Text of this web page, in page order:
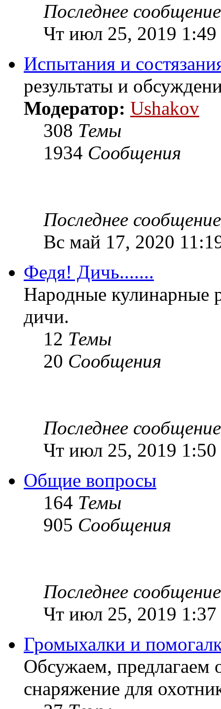
Последнее сообщение
Чт июл 25, 2019 1:49
Испытания и
результаты и
Модератор: Ushakov
308 Темы
1934 Сообщения
Последнее сообщение
Вс май 17, 2020
Федя! Дичь.......
Народные кулинарные
дичи.
12 Темы
20 Сообщения
Последнее сообщение
Чт июл 25, 2019 1:50
Общие вопросы
164 Темы
905 Сообщения
Последнее сообщение
Чт июл 25, 2019 1:37
Громыхалки и
Обсужаем, предлагаем
снаряжение для